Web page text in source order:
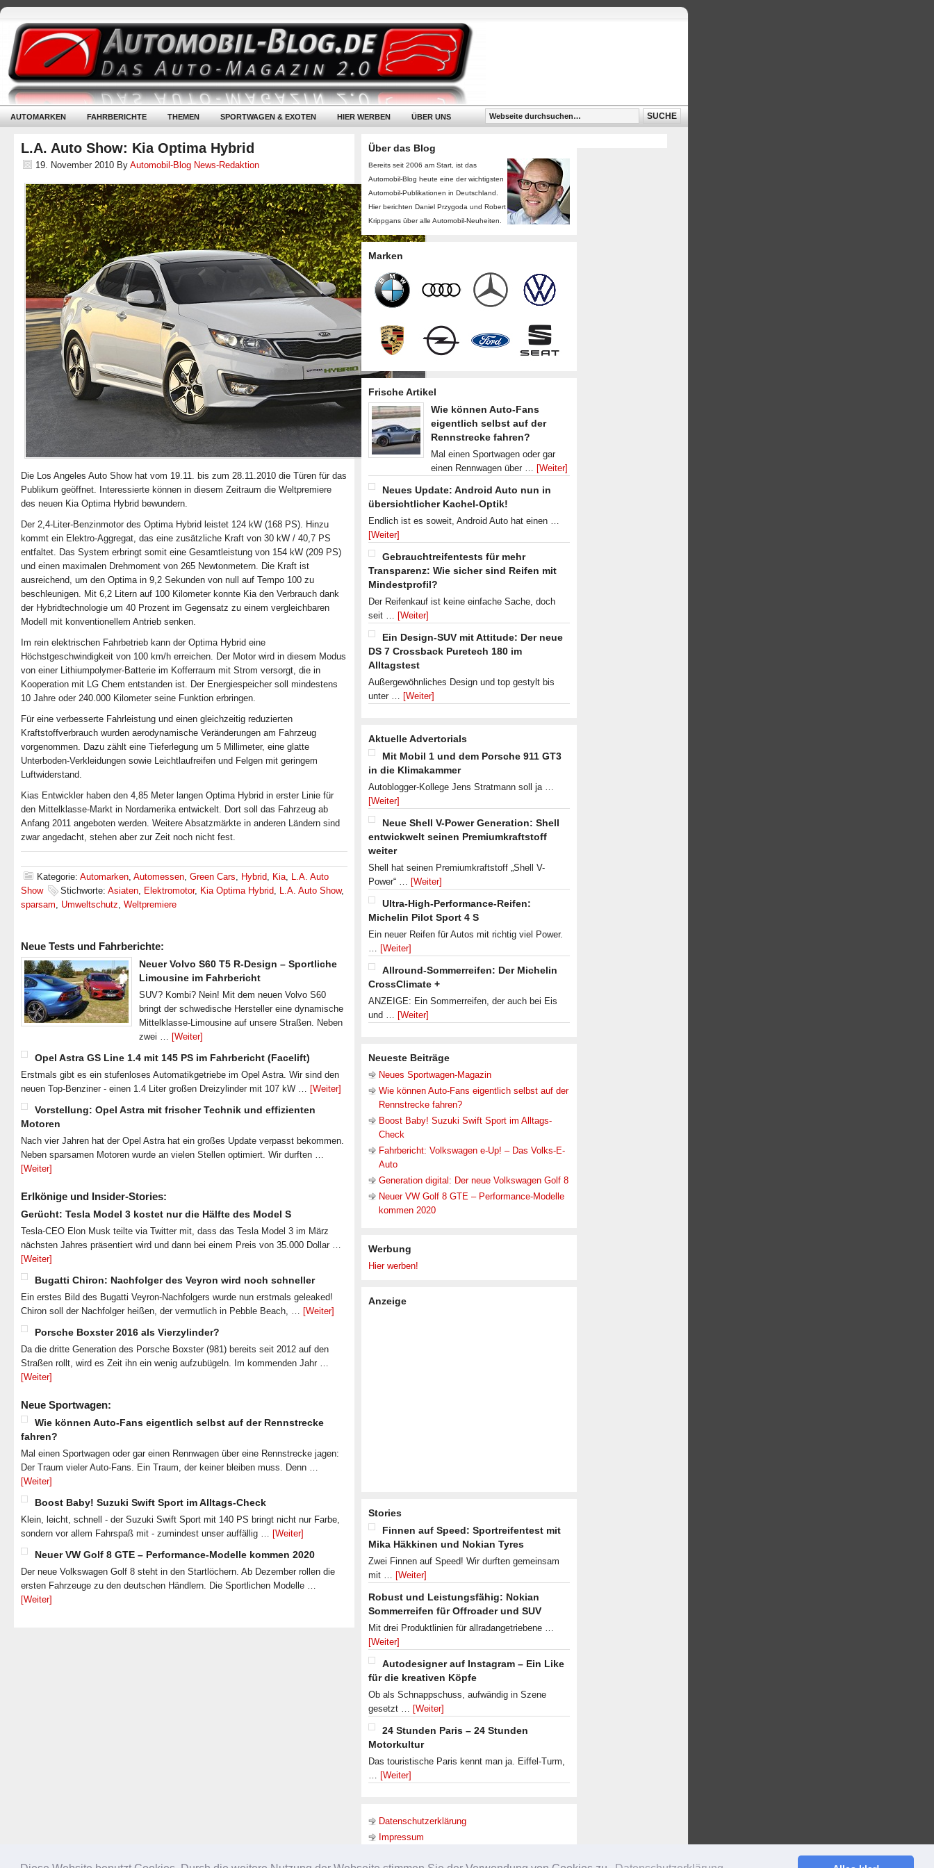
AUTOMARKEN FAHRBERICHTE THEMEN SPORTWAGEN & EXOTEN HIER WERBEN ÜBER UNS
L.A. Auto Show: Kia Optima Hybrid
19. November 2010 By Automobil-Blog News-Redaktion
Die Los Angeles Auto Show hat vom 19.11. bis zum 28.11.2010 die Türen für das
Publikum geöffnet. Interessierte können in diesem Zeitraum die Weltpremiere
des neuen Kia Optima Hybrid bewundern.
Der 2,4-Liter-Benzinmotor des Optima Hybrid leistet 124 kW (168 PS). Hinzu
kommt ein Elektro-Aggregat, das eine zusätzliche Kraft von 30 kW / 40,7 PS
entfaltet. Das System erbringt somit eine Gesamtleistung von 154 kW (209 PS)
und einen maximalen Drehmoment von 265 Newtonmetern. Die Kraft ist
ausreichend, um den Optima in 9,2 Sekunden von null auf Tempo 100 zu
beschleunigen. Mit 6,2 Litern auf 100 Kilometer konnte Kia den Verbrauch dank
der Hybridtechnologie um 40 Prozent im Gegensatz zu einem vergleichbaren
Modell mit konventionellem Antrieb senken.
Im rein elektrischen Fahrbetrieb kann der Optima Hybrid eine
Höchstgeschwindigkeit von 100 km/h erreichen. Der Motor wird in diesem Modus
von einer Lithiumpolymer-Batterie im Kofferraum mit Strom versorgt, die in
Kooperation mit LG Chem entstanden ist. Der Energiespeicher soll mindestens
10 Jahre oder 240.000 Kilometer seine Funktion erbringen.
Für eine verbesserte Fahrleistung und einen gleichzeitig reduzierten
Kraftstoffverbrauch wurden aerodynamische Veränderungen am Fahrzeug
vorgenommen. Dazu zählt eine Tieferlegung um 5 Millimeter, eine glatte
Unterboden-Verkleidungen sowie Leichtlaufreifen und Felgen mit geringem
Luftwiderstand.
Kias Entwickler haben den 4,85 Meter langen Optima Hybrid in erster Linie für
den Mittelklasse-Markt in Nordamerika entwickelt. Dort soll das Fahrzeug ab
Anfang 2011 angeboten werden. Weitere Absatzmärkte in anderen Ländern sind
zwar angedacht, stehen aber zur Zeit noch nicht fest.
Kategorie: Automarken, Automessen, Green Cars, Hybrid, Kia, L.A. Auto
Show
Stichworte: Asiaten, Elektromotor, Kia Optima Hybrid, L.A. Auto Show,
sparsam, Umweltschutz, Weltpremiere
Neue Tests und Fahrberichte:
Neuer Volvo S60 T5 R-Design – Sportliche
Limousine im Fahrbericht
SUV? Kombi? Nein! Mit dem neuen Volvo S60
bringt der schwedische Hersteller eine dynamische
Mittelklasse-Limousine auf unsere Straßen. Neben
zwei … [Weiter]
Opel Astra GS Line 1.4 mit 145 PS im Fahrbericht (Facelift)
Erstmals gibt es ein stufenloses Automatikgetriebe im Opel Astra. Wir sind den
neuen Top-Benziner - einen 1.4 Liter großen Dreizylinder mit 107 kW … [Weiter]
Vorstellung: Opel Astra mit frischer Technik und effizienten
Motoren
Nach vier Jahren hat der Opel Astra hat ein großes Update verpasst bekommen.
Neben sparsamen Motoren wurde an vielen Stellen optimiert. Wir durften …
[Weiter]
Erlkönige und Insider-Stories:
Gerücht: Tesla Model 3 kostet nur die Hälfte des Model S
Tesla-CEO Elon Musk teilte via Twitter mit, dass das Tesla Model 3 im März
nächsten Jahres präsentiert wird und dann bei einem Preis von 35.000 Dollar …
[Weiter]
Bugatti Chiron: Nachfolger des Veyron wird noch schneller
Ein erstes Bild des Bugatti Veyron-Nachfolgers wurde nun erstmals geleaked!
Chiron soll der Nachfolger heißen, der vermutlich in Pebble Beach, … [Weiter]
Porsche Boxster 2016 als Vierzylinder?
Da die dritte Generation des Porsche Boxster (981) bereits seit 2012 auf den
Straßen rollt, wird es Zeit ihn ein wenig aufzubügeln. Im kommenden Jahr …
[Weiter]
Neue Sportwagen:
Wie können Auto-Fans eigentlich selbst auf der Rennstrecke
fahren?
Mal einen Sportwagen oder gar einen Rennwagen über eine Rennstrecke jagen:
Der Traum vieler Auto-Fans. Ein Traum, der keiner bleiben muss. Denn …
[Weiter]
Boost Baby! Suzuki Swift Sport im Alltags-Check
Klein, leicht, schnell - der Suzuki Swift Sport mit 140 PS bringt nicht nur Farbe,
sondern vor allem Fahrspaß mit - zumindest unser auffällig … [Weiter]
Neuer VW Golf 8 GTE – Performance-Modelle kommen 2020
Der neue Volkswagen Golf 8 steht in den Startlöchern. Ab Dezember rollen die
ersten Fahrzeuge zu den deutschen Händlern. Die Sportlichen Modelle …
[Weiter]
Über das Blog
Bereits seit 2006 am Start, ist das
Automobil-Blog heute eine der wichtigsten
Automobil-Publikationen in Deutschland.
Hier berichten Daniel Przygoda und Robert
Krippgans über alle Automobil-Neuheiten.
Marken
Frische Artikel
Wie können Auto-Fans
eigentlich selbst auf der
Rennstrecke fahren?
Mal einen Sportwagen oder gar
einen Rennwagen über … [Weiter]
Neues Update: Android Auto nun in
übersichtlicher Kachel-Optik!
Endlich ist es soweit, Android Auto hat einen …
[Weiter]
Gebrauchtreifentests für mehr
Transparenz: Wie sicher sind Reifen mit
Mindestprofil?
Der Reifenkauf ist keine einfache Sache, doch
seit … [Weiter]
Ein Design-SUV mit Attitude: Der neue
DS 7 Crossback Puretech 180 im
Alltagstest
Außergewöhnliches Design und top gestylt bis
unter … [Weiter]
Aktuelle Advertorials
Mit Mobil 1 und dem Porsche 911 GT3
in die Klimakammer
Autoblogger-Kollege Jens Stratmann soll ja …
[Weiter]
Neue Shell V-Power Generation: Shell
entwickwelt seinen Premiumkraftstoff
weiter
Shell hat seinen Premiumkraftstoff „Shell V-
Power“ … [Weiter]
Ultra-High-Performance-Reifen:
Michelin Pilot Sport 4 S
Ein neuer Reifen für Autos mit richtig viel Power.
… [Weiter]
Allround-Sommerreifen: Der Michelin
CrossClimate +
ANZEIGE: Ein Sommerreifen, der auch bei Eis
und … [Weiter]
Neueste Beiträge
Neues Sportwagen-Magazin
Wie können Auto-Fans eigentlich selbst auf der
Rennstrecke fahren?
Boost Baby! Suzuki Swift Sport im Alltags-
Check
Fahrbericht: Volkswagen e-Up! – Das Volks-E-
Auto
Generation digital: Der neue Volkswagen Golf 8
Neuer VW Golf 8 GTE – Performance-Modelle
kommen 2020
Werbung
Hier werben!
Anzeige
Stories
Finnen auf Speed: Sportreifentest mit
Mika Häkkinen und Nokian Tyres
Zwei Finnen auf Speed! Wir durften gemeinsam
mit … [Weiter]
Robust und Leistungsfähig: Nokian
Sommerreifen für Offroader und SUV
Mit drei Produktlinien für allradangetriebene …
[Weiter]
Autodesigner auf Instagram – Ein Like
für die kreativen Köpfe
Ob als Schnappschuss, aufwändig in Szene
gesetzt … [Weiter]
24 Stunden Paris – 24 Stunden
Motorkultur
Das touristische Paris kennt man ja. Eiffel-Turm,
… [Weiter]
Datenschutzerklärung
Impressum